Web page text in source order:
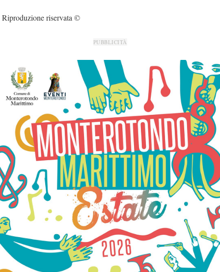
Riproduzione riservata ©
PUBBLICITÀ